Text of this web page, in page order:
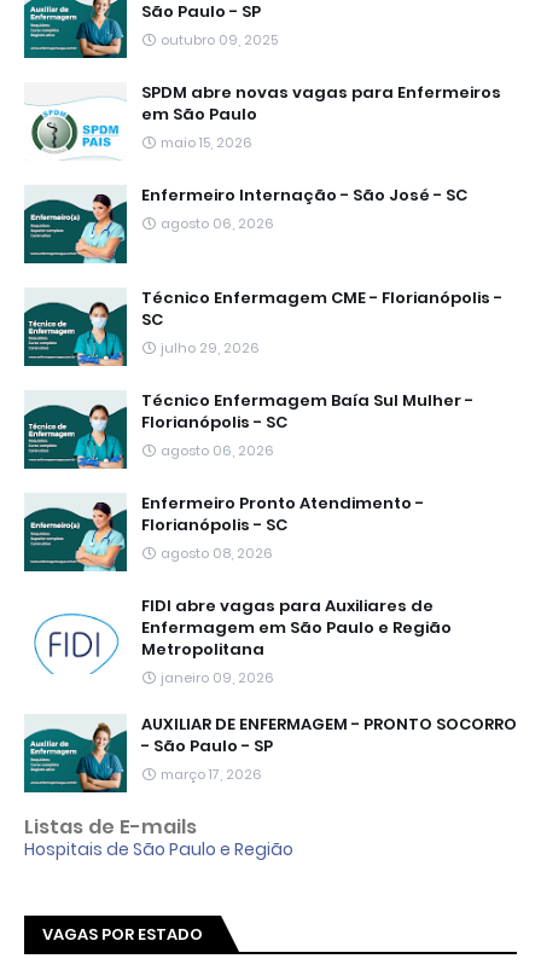
São Paulo - SP
outubro 09, 2025
SPDM abre novas vagas para Enfermeiros
em São Paulo
maio 15, 2026
Enfermeiro Internação - São José - SC
agosto 06, 2026
Técnico Enfermagem CME - Florianópolis -
SC
julho 29, 2026
Técnico Enfermagem Baía Sul Mulher -
Florianópolis - SC
agosto 06, 2026
Enfermeiro Pronto Atendimento -
Florianópolis - SC
agosto 08, 2026
FIDI abre vagas para Auxiliares de
Enfermagem em São Paulo e Região
Metropolitana
janeiro 09, 2026
AUXILIAR DE ENFERMAGEM - PRONTO SOCORRO
- São Paulo - SP
março 17, 2026
Listas de E-mails
Hospitais de São Paulo e Região
VAGAS POR ESTADO